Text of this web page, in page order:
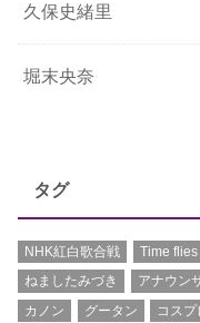
久保史緒里
堀末央奈
タグ
NHK紅白歌合戦 Time flies
ねましたみづき
アナウン
カノン
グータン コスプ